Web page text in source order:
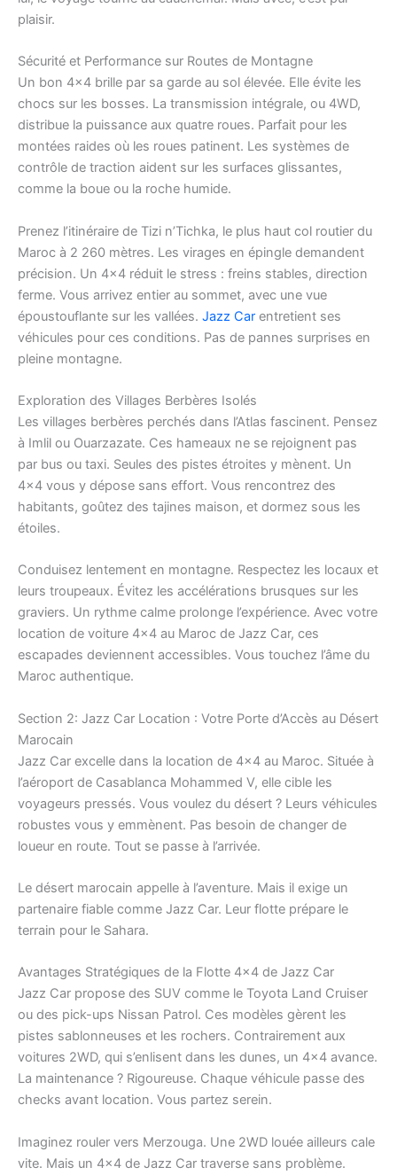
plaisir.
Sécurité et Performance sur Routes de Montagne
Un bon 4×4 brille par sa garde au sol élevée. Elle évite les
chocs sur les bosses. La transmission intégrale, ou 4WD,
distribue la puissance aux quatre roues. Parfait pour les
montées raides où les roues patinent. Les systèmes de
contrôle de traction aident sur les surfaces glissantes,
comme la boue ou la roche humide.
Prenez l’itinéraire de Tizi n’Tichka, le plus haut col routier du
Maroc à 2 260 mètres. Les virages en épingle demandent
précision. Un 4×4 réduit le stress : freins stables, direction
ferme. Vous arrivez entier au sommet, avec une vue
époustouflante sur les vallées. Jazz Car entretient ses
véhicules pour ces conditions. Pas de pannes surprises en
pleine montagne.
Exploration des Villages Berbères Isolés
Les villages berbères perchés dans l’Atlas fascinent. Pensez
à Imlil ou Ouarzazate. Ces hameaux ne se rejoignent pas
par bus ou taxi. Seules des pistes étroites y mènent. Un
4×4 vous y dépose sans effort. Vous rencontrez des
habitants, goûtez des tajines maison, et dormez sous les
étoiles.
Conduisez lentement en montagne. Respectez les locaux et
leurs troupeaux. Évitez les accélérations brusques sur les
graviers. Un rythme calme prolonge l’expérience. Avec votre
location de voiture 4×4 au Maroc de Jazz Car, ces
escapades deviennent accessibles. Vous touchez l’âme du
Maroc authentique.
Section 2: Jazz Car Location : Votre Porte d’Accès au Désert
Marocain
Jazz Car excelle dans la location de 4×4 au Maroc. Située à
l’aéroport de Casablanca Mohammed V, elle cible les
voyageurs pressés. Vous voulez du désert ? Leurs véhicules
robustes vous y emmènent. Pas besoin de changer de
loueur en route. Tout se passe à l’arrivée.
Le désert marocain appelle à l’aventure. Mais il exige un
partenaire fiable comme Jazz Car. Leur flotte prépare le
terrain pour le Sahara.
Avantages Stratégiques de la Flotte 4×4 de Jazz Car
Jazz Car propose des SUV comme le Toyota Land Cruiser
ou des pick-ups Nissan Patrol. Ces modèles gèrent les
pistes sablonneuses et les rochers. Contrairement aux
voitures 2WD, qui s’enlisent dans les dunes, un 4×4 avance.
La maintenance ? Rigoureuse. Chaque véhicule passe des
checks avant location. Vous partez serein.
Imaginez rouler vers Merzouga. Une 2WD louée ailleurs cale
vite. Mais un 4×4 de Jazz Car traverse sans problème.